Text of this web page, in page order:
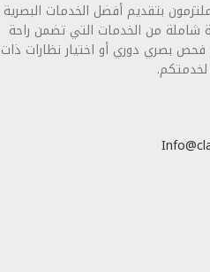
بتقديم أفضل الخدمات البصرية
شاملة من الخدمات التي تضمن راحة
فحص بصري دوري أو اختيار نظارات ذات